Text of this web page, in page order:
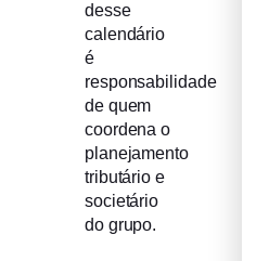
desse
calendário
é
responsabilidade
de quem
coordena o
planejamento
tributário e
societário
do grupo.